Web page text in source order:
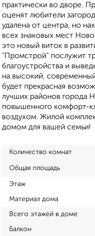
практически во дворе.
оценят любители
удалена от центра, но
всех знаковых мест
это новый виток в
"Промстрой" послужит
благоустройства и
на высокий,
будет прекрасная
лучших районов города
повышенного комфорт-
воздухом. Жилой
домом для вашей семьи!
Количество комнат
Общая площадь
Этаж
Материал дома
Всего этажей в доме
Балкон